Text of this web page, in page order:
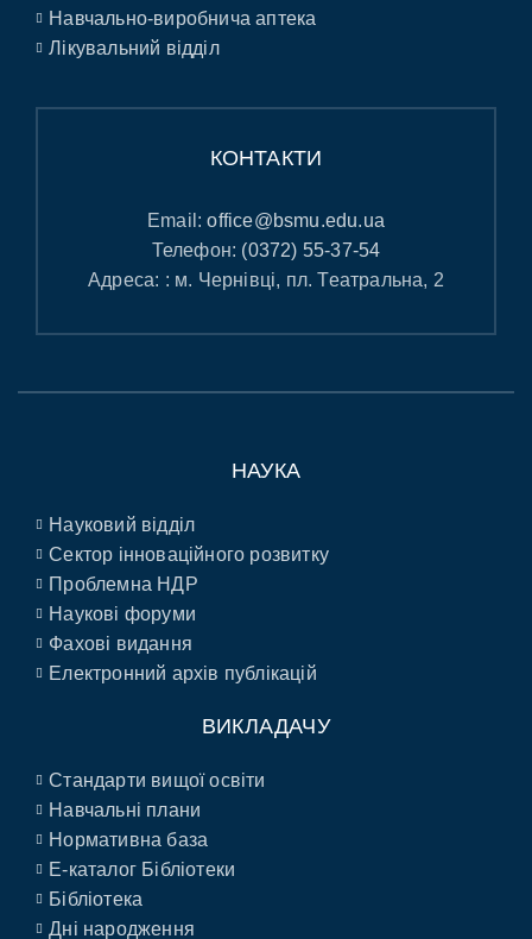
Навчально-виробнича аптека
Лікувальний відділ
КОНТАКТИ
Email:office@bsmu.edu.ua
Телефон: (0372) 55-37-54
Адреса: : м. Чернівці, пл. Театральна, 2
НАУКА
Науковий відділ
Сектор інноваційного розвитку
Проблемна НДР
Наукові форуми
Фахові видання
Електронний архів публікацій
ВИКЛАДАЧУ
Стандарти вищої освіти
Навчальні плани
Нормативна база
E-каталог Бібліотеки
Бібліотека
Дні народження